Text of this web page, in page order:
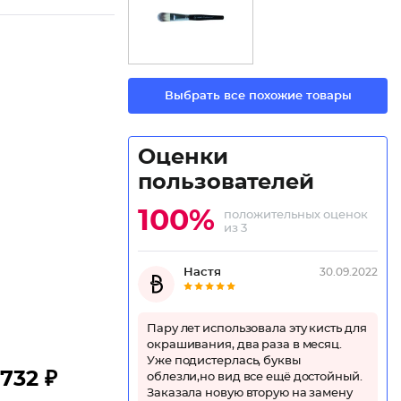
732 ₽
Выбрать все похожие товары
Оценки
пользователей
100%
положительных оценок
из 3
Настя 30.09.2022
Пару лет использовала эту кисть для
окрашивания, два раза в месяц.
Уже подистерлась, буквы
облезли,но вид все ещё достойный.
Заказала новую вторую на замену